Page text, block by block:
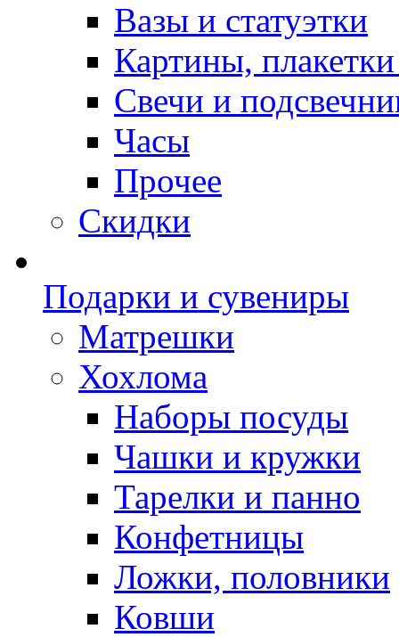
Вазы и статуэтки
Картины,
Свечи и
Часы
Прочее
Скидки
Подарки и сувениры
Матрешки
Хохлома
Наборы посуды
Чашки и кружки
Тарелки и панно
Конфетницы
Ложки, половники
Ковши